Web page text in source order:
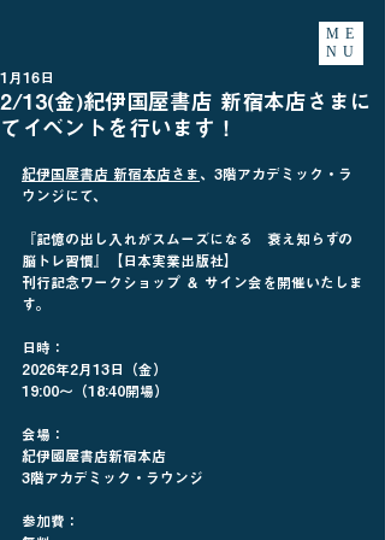
ME
NU
2/13(金)紀伊国屋書店 新宿本店さまに
てイベントを行います！
1月16日
紀伊国屋書店 新宿本店さま 、3階アカデミック・ラ
ウンジにて、
『記憶の出し入れがスムーズになる　衰え知らずの
脳トレ習慣』【日本実業出版社】
刊行記念ワークショップ ＆ サイン会を開催いたしま
す。
日時：
2026年2月13日（金）
19:00〜（18:40開場）
会場：
紀伊國屋書店新宿本店
3階アカデミック・ラウンジ
参加費：